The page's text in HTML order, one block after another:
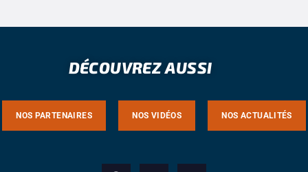
DÉCOUVREZ AUSSI
NOS PARTENAIRES NOS VIDÉOS NOS ACTUALITÉS